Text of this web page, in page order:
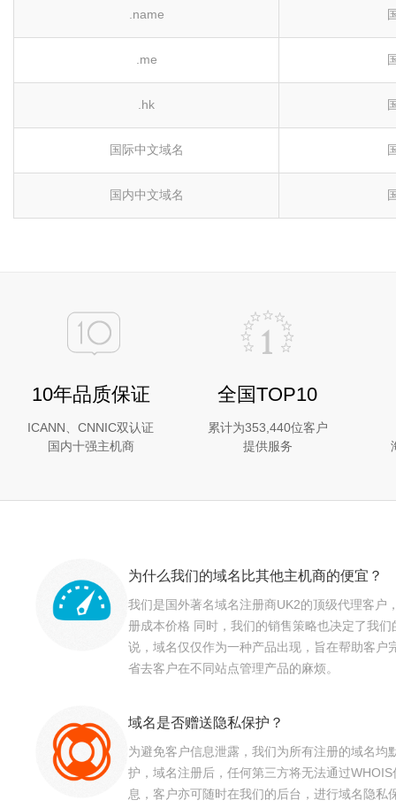
.name
.me
.hk
国际中文域名
国内中文域名
10年品质保证
ICANN、CNNIC双认证
国内十强主机商
全国TOP10
累计为353,440位客户
提供服务
为什么我们的域名比其他主机商的便宜？
我们是国外著名域名注册商UK2的顶级代理客户
册成本价格 同时，我们的销售策略也决定了我
说，域名仅仅作为一种产品出现，旨在帮助客户
省去客户在不同站点管理产品的麻烦。
域名是否赠送隐私保护？
为避免客户信息泄露，我们为所有注册的域名均
护，域名注册后，任何第三方将无法通过
息，客户亦可随时在我们的后台，进行域名隐私